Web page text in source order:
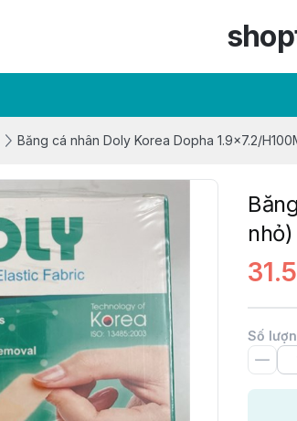
Băng cá nhân Doly Korea Dopha 1.9x7.2/
nhỏ)
Số